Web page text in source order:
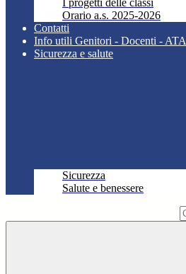
I progetti delle classi
Orario a.s. 2025-2026
Contatti
Info utili Genitori - Docenti - ATA
Sicurezza e salute
Sicurezza
Salute e benessere